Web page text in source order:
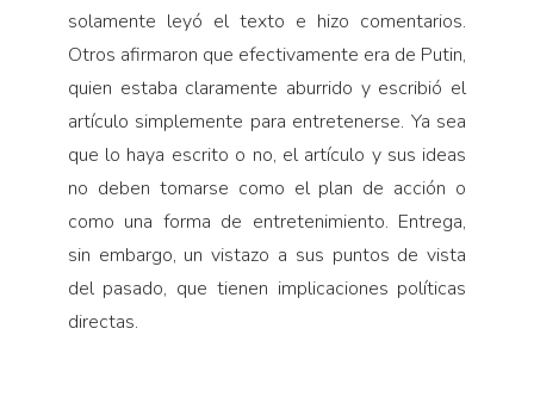
solamente leyó el texto e hizo comentarios.
Otros afirmaron que efectivamente era de Putin,
quien estaba claramente aburrido y escribió el
artículo simplemente para entretenerse. Ya sea
que lo haya escrito o no, el artículo y sus ideas
no deben tomarse como el plan de acción o
como una forma de entretenimiento. Entrega,
sin embargo, un vistazo a sus puntos de vista
del pasado, que tienen implicaciones políticas
directas.